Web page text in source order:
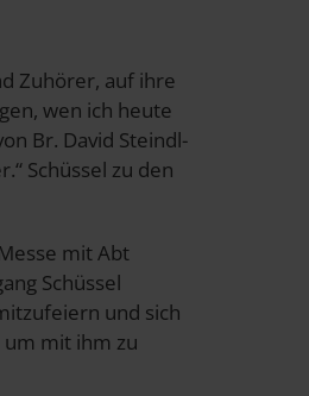
Zuhörer, auf ihre
wen ich heute
Br. David Steindl-
Schüssel zu den
mit Abt
Schüssel
und sich
um mit ihm zu